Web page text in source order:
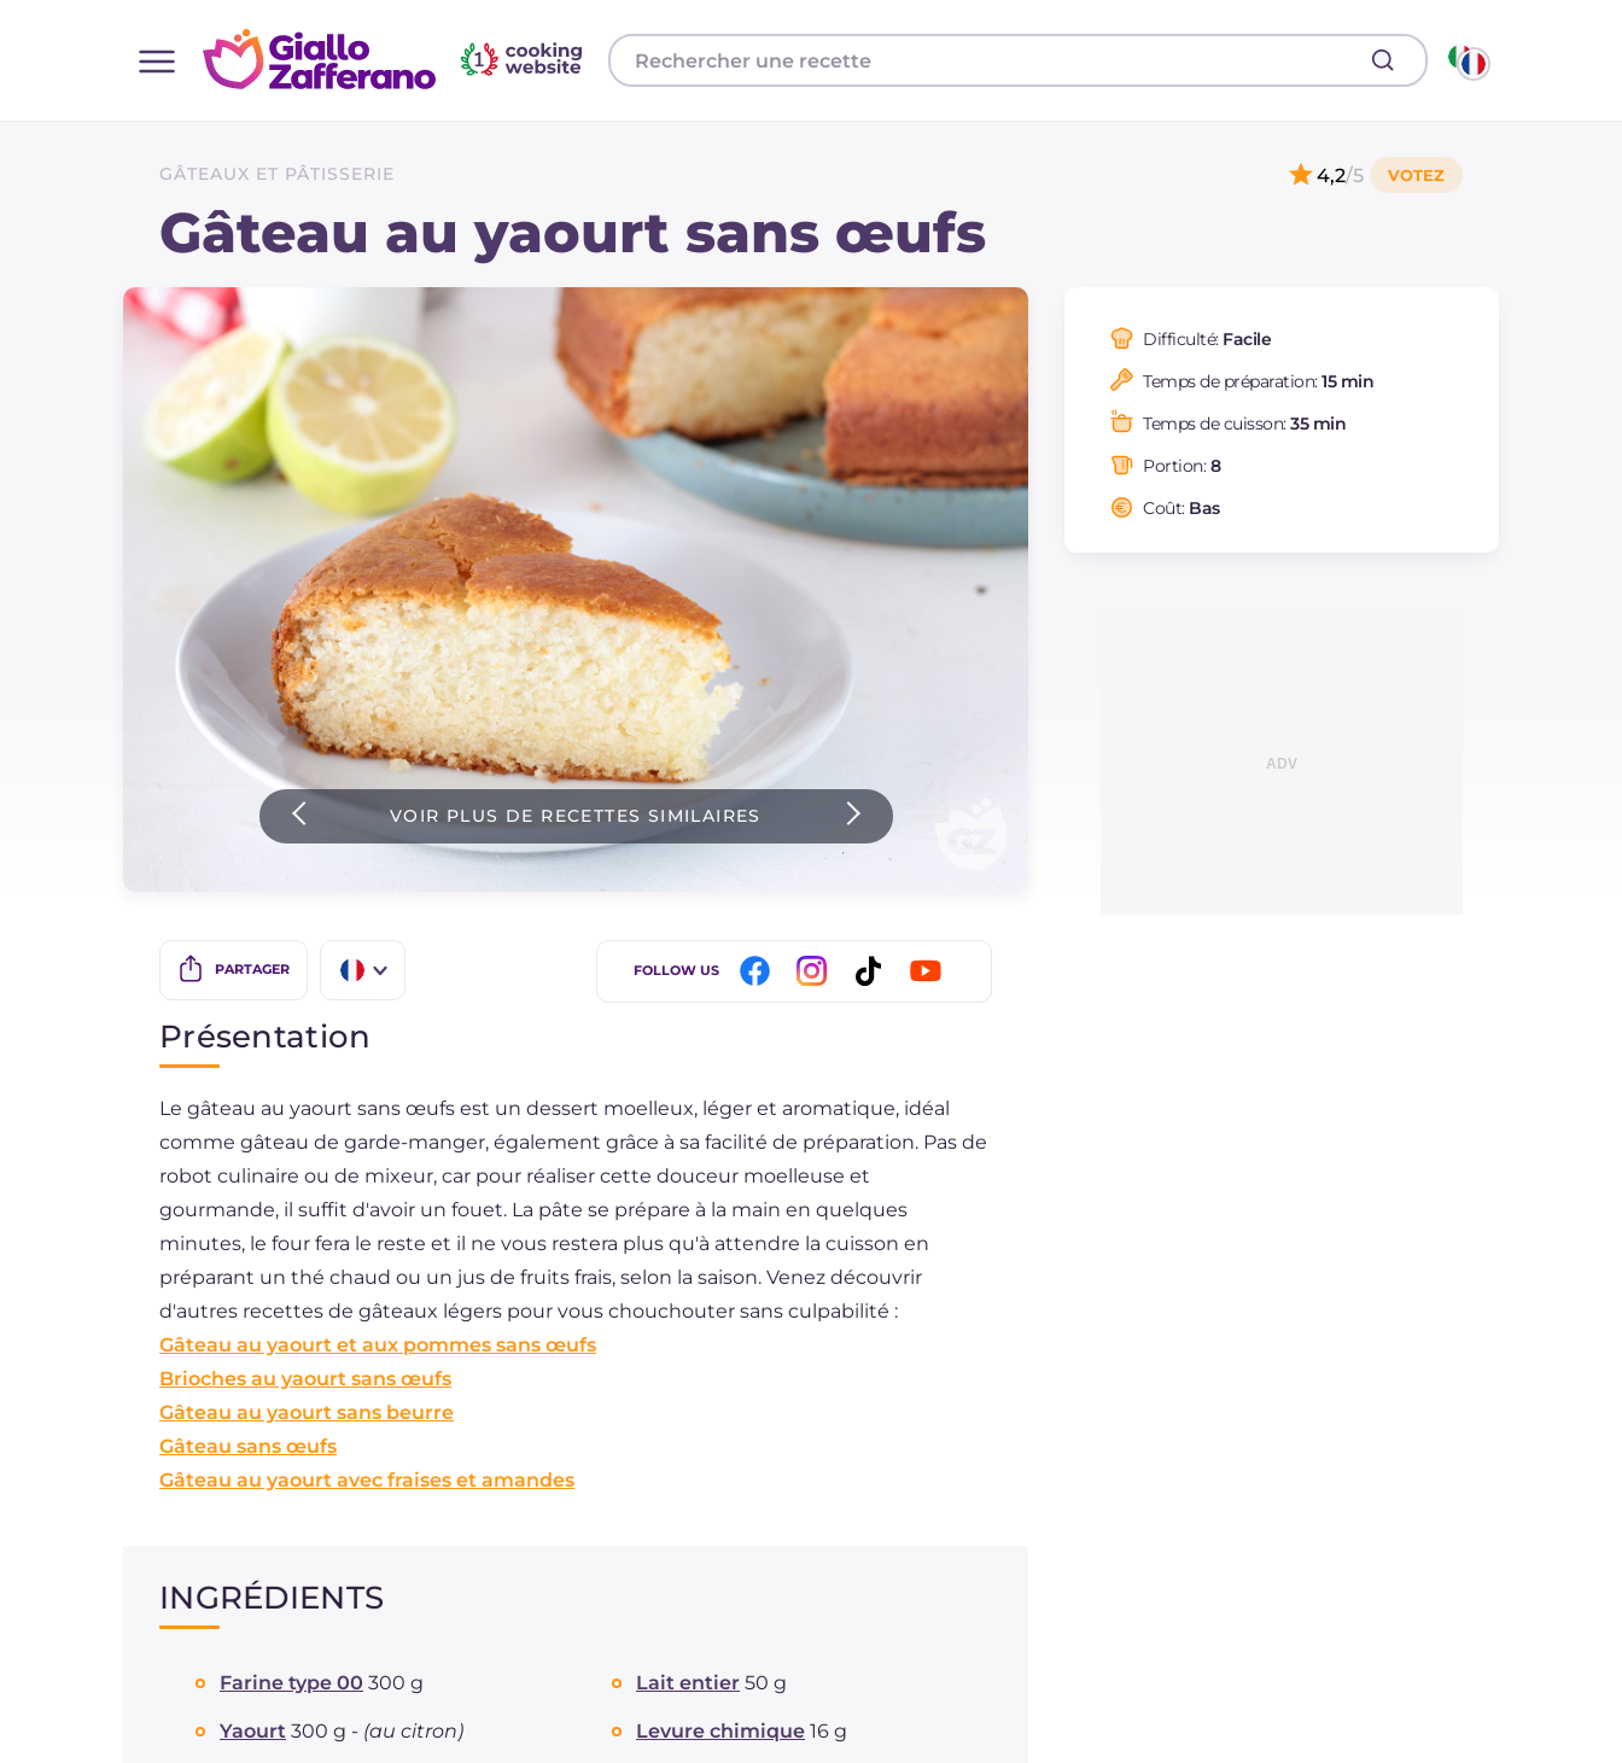
Toutes les recettes
Plats principaux
Boissons et rafraîchissements
Accompagnement
Pizzas et focaccia
Gateaux et patisserie
Dernieres recettes
Instagram
GÂTEAUX ET PÂTISSERIE
Gâteau au yaourt sans œufs
4,2/5
VOIR PLUS DE RECETTES SIMILAIRES
PARTAGER
DE
BR
NL
FOLLOW US
Difficulté: Facile
Temps de préparation:15 min
Temps de cuisson:35 min
Portion:8
Coût: Bas
Présentation
Le gâteau au yaourt sans œufs est un dessert moelleux, léger et aromatique, idéal
comme gâteau de garde-manger, également grâce à sa facilité de préparation. Pas de
robot culinaire ou de mixeur, car pour réaliser cette douceur moelleuse et
gourmande, il suffit d'avoir un fouet. La pâte se prépare à la main en quelques
minutes, le four fera le reste et il ne vous restera plus qu'à attendre la cuisson en
préparant un thé chaud ou un jus de fruits frais, selon la saison. Venez découvrir
d'autres recettes de gâteaux légers pour vous chouchouter sans culpabilité :
Gâteau au yaourt et aux pommes sans œufs
Brioches au yaourt sans œufs
Gâteau au yaourt sans beurre
Gâteau sans œufs
Gâteau au yaourt avec fraises et amandes
INGRÉDIENTS
Farine type 00 300 g Lait entier 50 g
Yaourt 300 g - (au citron) Levure chimique 16 g